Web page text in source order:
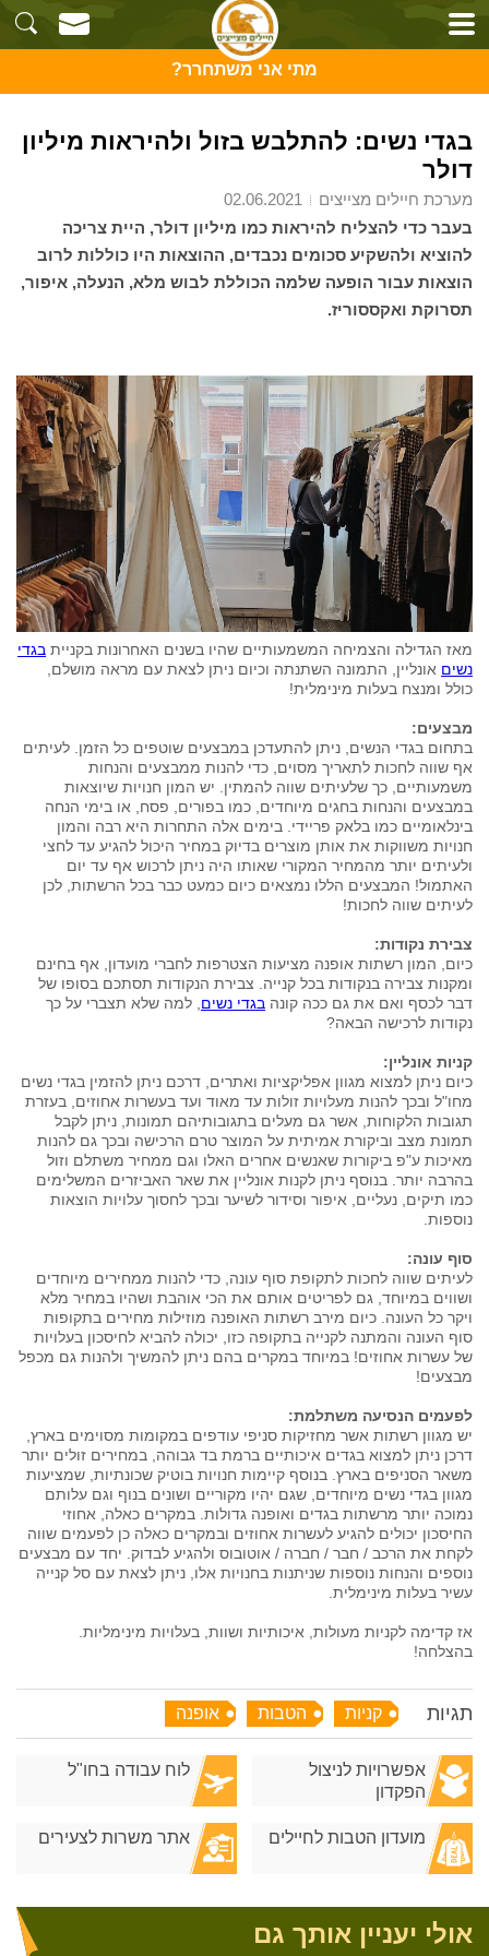
מתי אני משתחרר?
בגדי נשים: להתלבש בזול ולהיראות מיליון
דולר
מערכת חיילים מצייצים
בעבר כדי להצליח להיראות כמו מיליון דולר, היית צריכה
להוציא ולהשקיע סכומים נכבדים, ההוצאות היו כוללות לרוב
הוצאות עבור הופעה שלמה הכוללת לבוש מלא, הנעלה, איפור,
תסרוקת ואקססוריז.
מאז הגדילה והצמיחה המשמעותיים שהיו בשנים האחרונות בקניית בגדי
נשים אונליין, התמונה השתנתה וכיום ניתן לצאת עם מראה מושלם,
כולל ומנצח בעלות מינימלית!
מבצעים:
בתחום בגדי הנשים, ניתן להתעדכן במבצעים שוטפים כל הזמן. לעיתים
אף שווה לחכות לתאריך מסוים, כדי להנות ממבצעים והנחות
משמעותיים, כך שלעיתים שווה להמתין. יש המון חנויות שיוצאות
במבצעים והנחות בחגים מיוחדים, כמו בפורים, פסח, או בימי הנחה
בינלאומיים כמו בלאק פריידי. בימים אלה התחרות היא רבה והמון
חנויות משווקות את אותן מוצרים בדיוק במחיר היכול להגיע עד לחצי
ולעיתים יותר מהמחיר המקורי שאותו היה ניתן לרכוש אף עד יום
האתמול! המבצעים הללו נמצאים כיום כמעט כבר בכל הרשתות, לכן
לעיתים שווה לחכות!
צבירת נקודות:
כיום, המון רשתות אופנה מציעות הצטרפות לחברי מועדון, אף בחינם
ומקנות צבירה בנקודות בכל קנייה. צבירת הנקודות תסתכם בסופו של
דבר לכסף ואם את גם ככה קונה בגדי נשים , למה שלא תצברי על כך
נקודות לרכישה הבאה?
קניות אונליין:
כיום ניתן למצוא מגוון אפליקציות ואתרים, דרכם ניתן להזמין בגדי נשים
מחו"ל ובכך להנות מעלויות זולות עד מאוד ועד בעשרות אחוזים, בעזרת
תגובות הלקוחות, אשר גם מעלים בתגובותיהם תמונות, ניתן לקבל
תמונת מצב וביקורת אמיתית על המוצר טרם הרכישה ובכך גם להנות
מאיכות ע"פ ביקורות שאנשים אחרים האלו וגם ממחיר משתלם וזול
בהרבה יותר. בנוסף ניתן לקנות אונליין את שאר האביזרים המשלימים
כמו תיקים, נעליים, איפור וסידור לשיער ובכך לחסוך עלויות הוצאות
נוספות.
סוף עונה:
לעיתים שווה לחכות לתקופת סוף עונה, כדי להנות ממחירים מיוחדים
ושווים במיוחד, גם לפריטים אותם את הכי אוהבת ושהיו במחיר מלא
ויקר כל העונה. כיום מירב רשתות האופנה מוזילות מחירים בתקופות
סוף העונה והמתנה לקנייה בתקופה כזו, יכולה להביא לחיסכון בעלויות
של עשרות אחוזים! במיוחד במקרים בהם ניתן להמשיך ולהנות גם מכפל
מבצעים!
לפעמים הנסיעה משתלמת:
יש מגוון רשתות אשר מחזיקות סניפי עודפים במקומות מסוימים בארץ,
דרכן ניתן למצוא בגדים איכותיים ברמת בד גבוהה, במחירים זולים יותר
משאר הסניפים בארץ. בנוסף קיימות חנויות בוטיק שכונתיות, שמציעות
מגוון בגדי נשים מיוחדים, שגם יהיו מקוריים ושונים בנוף וגם עלותם
נמוכה יותר מרשתות בגדים ואופנה גדולות. במקרים כאלה, אחוזי
החיסכון יכולים להגיע לעשרות אחוזים ובמקרים כאלה כן לפעמים שווה
לקחת את הרכב / חבר / חברה / אוטובוס ולהגיע לבדוק. יחד עם מבצעים
נוספים והנחות נוספות שניתנות בחנויות אלו, ניתן לצאת עם סל קנייה
עשיר בעלות מינימלית.
אז קדימה לקניות מעולות, איכותיות ושוות, בעלויות מינימליות.
בהצלחה!
תגיות קניות הטבות אופנה
אפשרויות לניצול
הפקדון
לוח עבודה בחו"ל
מועדון הטבות לחיילים אתר משרות לצעירים
אולי יעניין אותך גם